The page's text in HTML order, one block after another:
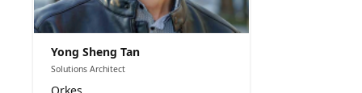
Yong Sheng Tan
Solutions Architect